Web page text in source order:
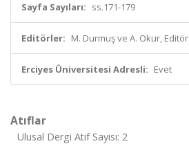
Sayfa Sayıları: ss.171-179
Editörler: M. Durmuş ve A. Okur, Editör
Erciyes Üniversitesi Adresli: Evet
Atıflar
Ulusal Dergi Atıf Sayısı: 2